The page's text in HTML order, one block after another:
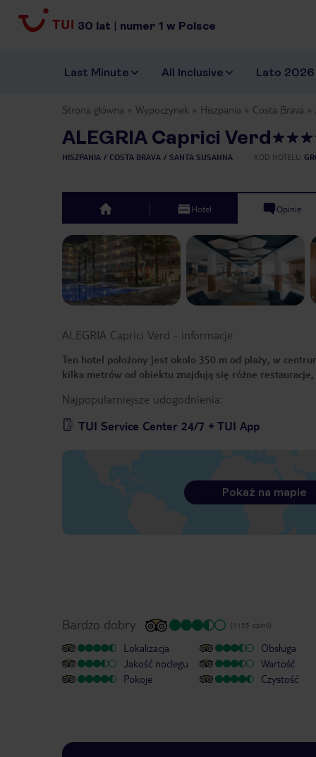
30 lat | numer 1 w Polsce
Last Minute All Inclusive Lato 2026
Strona główna Wypoczynek Hiszpania Costa Brava
ALEGRIA Caprici Verd
HISZPANIA COSTA BRAVA SANTA SUSANNA KOD HOTELU
top Hotel Opinie
Previous slide
ALEGRIA Caprici Verd - informacje
Ten hotel położony jest około 350 m od plaży, w
kilka metrów od obiektu znajdują się różne
Najpopularniejsze udogodnienia:
TUI Service Center 24/7 + TUI App
Pokaż na mapie
Bardzo dobry (1155 opinii)
Lokalizacja
Jakość noclegu
Pokoje
Obsługa
Wartość
Czystość